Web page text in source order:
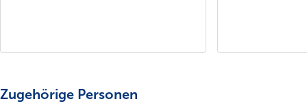
Zugehörige Personen